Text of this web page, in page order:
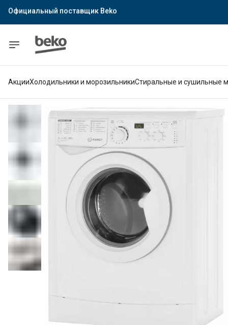
Официальный поставщик Indesit
Официальный поставщик Hotpoint
АкцииХолодильники и морозильникиСтиральные и сушильные